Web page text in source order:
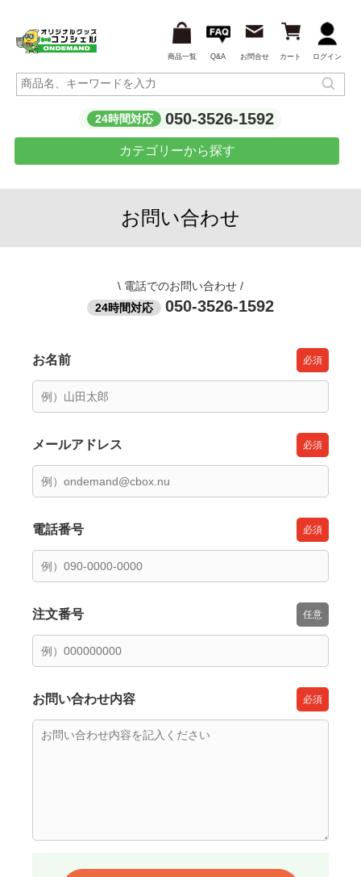
商品一覧 Q&A お問合せ カート ログイン
24時間対応 050-3526-1592
カテゴリーから探す
お問い合わせ
\ 電話でのお問い合わせ /
24時間対応
050-3526-1592
お名前
メールアドレス
電話番号
注文番号
お問い合わせ内容